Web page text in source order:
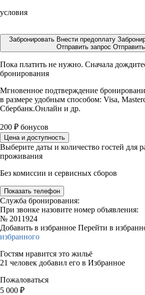
условия
Забронировать Внести предоплату
Отправить запрос
Пока платить не нужно. Сначала
бронирования
Мгновенное подтверждение
в размере удобным способом: Visa,
Сбербанк.Онлайн и др.
200 ₽ бонусов
Цена и доступность
Выберите даты и количество гостей для
проживания
Без комиссии и сервисных сборов
Показать телефон
Служба бронирования:
При звонке назовите номер объявления:
№ 2011924
Добавить в избранное Перейти в
избранного
Гостям нравится это жильё
21 человек добавил его в Избранное
Пожаловаться
5 000 ₽